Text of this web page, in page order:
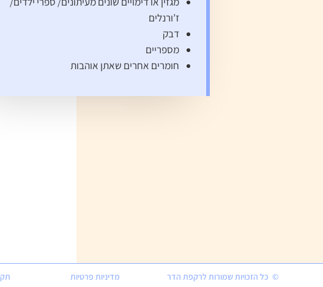
ז’ורנלים
דבק
מספריים
חומרים אחרים שאתן אוהבות
מדיניות פרטיות © כל הזכויות שמורות לרקפת הדר